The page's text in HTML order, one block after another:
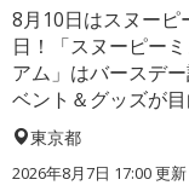
8月10日はスヌーピ
日！「スヌーピー
アム」はバースデ
ベント＆グッズが
東京都
2026年8月7日 17:00更新